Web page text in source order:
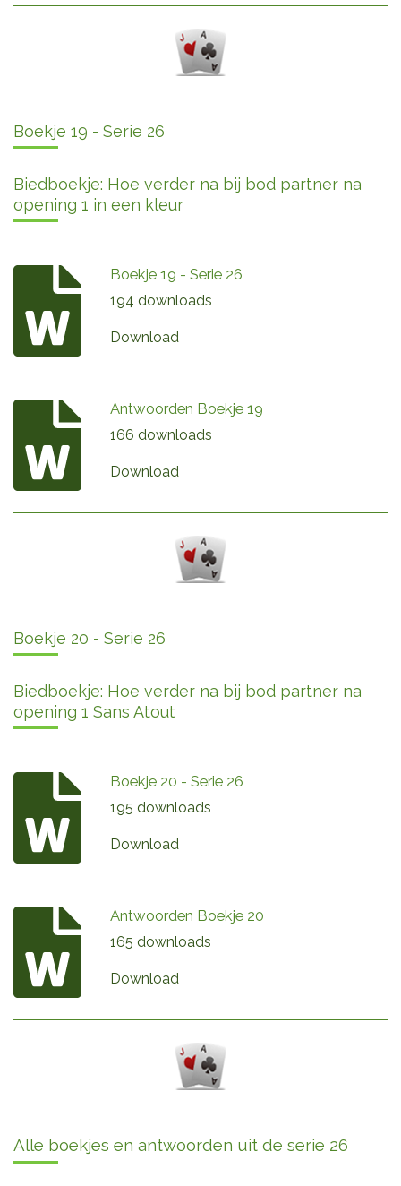
Boekje 19 - Serie 26
Biedboekje: Hoe verder na bij bod partner na
opening 1 in een kleur
Boekje 19 - Serie 26
194 downloads
Download
Antwoorden Boekje 19
166 downloads
Download
Boekje 20 - Serie 26
Biedboekje: Hoe verder na bij bod partner na
opening 1 Sans Atout
Boekje 20 - Serie 26
195 downloads
Download
Antwoorden Boekje 20
165 downloads
Download
Alle boekjes en antwoorden uit de serie 26